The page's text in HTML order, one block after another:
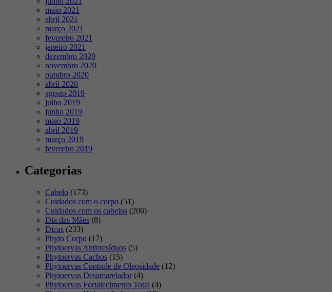
maio 2021
abril 2021
março 2021
fevereiro 2021
janeiro 2021
dezembro 2020
novembro 2020
outubro 2020
abril 2020
agosto 2019
julho 2019
junho 2019
maio 2019
abril 2019
março 2019
fevereiro 2019
Categorias
Cabelo (173)
Cuidados com o corpo (51)
Cuidados com os cabelos (206)
Dia das Mães (8)
Dicas (233)
Phyto Corpo (17)
Phytoervas Antirresíduos (5)
Phytoervas Cachos (15)
Phytoervas Controle de Oleosidade (12)
Phytoervas Desamarelador (4)
Phytoervas Fortalecimento Total (4)